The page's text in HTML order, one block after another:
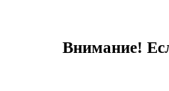
Внимание!